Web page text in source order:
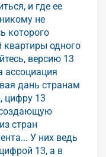
и где ее
не
которого
квартиры одного
версию 13
ассоциация
дань странам
цифру 13
создающую
стран
У них ведь
13, а в